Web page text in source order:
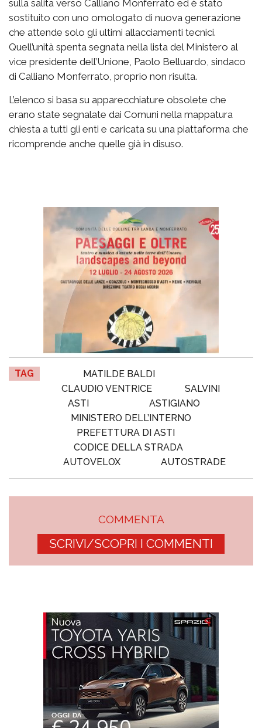
sulla salita verso Calliano Monferrato ed è stato
sostituito con uno omologato di nuova generazione
che attende solo gli ultimi allacciamenti tecnici.
Quell’unità spenta segnata nella lista del Ministero al
vice presidente dell’Unione, Paolo Belluardo, sindaco
di Calliano Monferrato, proprio non risulta.
L’elenco si basa su apparecchiature obsolete che
erano state segnalate dai Comuni nella mappatura
chiesta a tutti gli enti e caricata su una piattaforma che
ricomprende anche quelle già in disuso.
TAG
MATILDE BALDI
CLAUDIO VENTRICE
SALVINI
ASTI
ASTIGIANO
MINISTERO DELL’INTERNO
PREFETTURA DI ASTI
CODICE DELLA STRADA
AUTOVELOX
AUTOSTRADE
COMMENTA
SCRIVI/SCOPRI I COMMENTI